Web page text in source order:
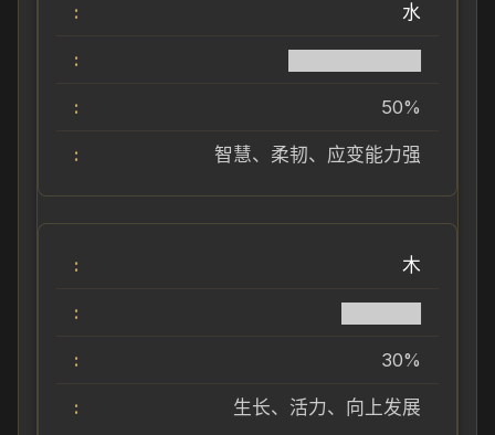
水
50%
智慧、柔韧、应变能力强
木
30%
生长、活力、向上发展